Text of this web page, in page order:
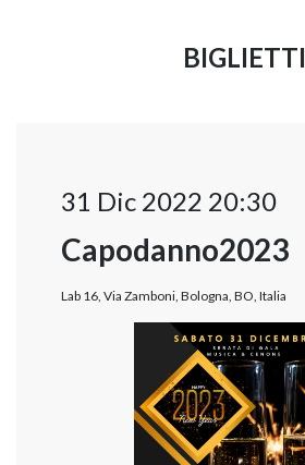
BIGLIETTI
31 Dic 2022 20:30
Capodanno2023
Lab 16, Via Zamboni, Bologna, BO, Italia